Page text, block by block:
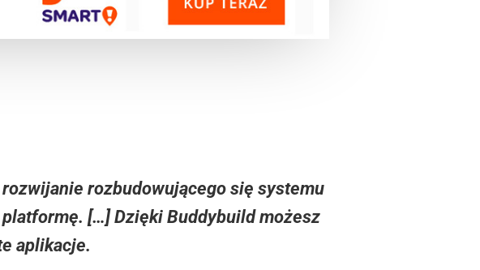
rozbudowującego się systemu
[…] Dzięki Buddybuild możesz
aplikacje.